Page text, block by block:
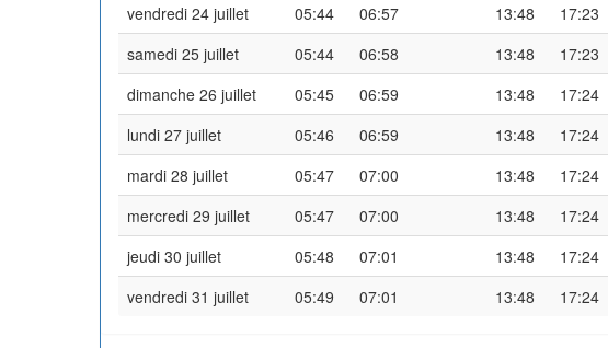
vendredi 24 juillet
05:44 06:57 13:48 17:23
samedi 25 juillet
05:44 06:58 13:48 17:23
dimanche 26 juillet
05:45 06:59 13:48 17:24
lundi 27 juillet
05:46 06:59 13:48 17:24
mardi 28 juillet
05:47 07:00 13:48 17:24
mercredi 29 juillet
05:47 07:00 13:48 17:24
jeudi 30 juillet
05:48 07:01 13:48 17:24
vendredi 31 juillet
05:49 07:01 13:48 17:24